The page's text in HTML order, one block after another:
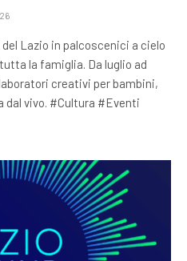
Lazio in palcoscenici a cielo
la famiglia. Da luglio ad
creativi per bambini,
dal vivo. #Cultura #Eventi